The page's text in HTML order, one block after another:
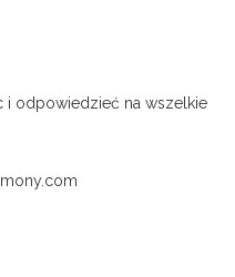
i odpowiedzieć na wszelkie